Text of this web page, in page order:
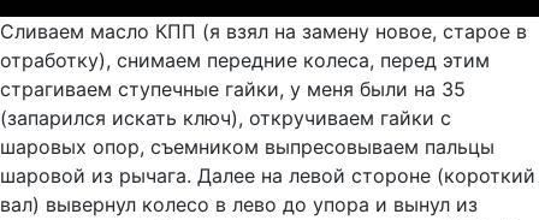
Сливаем масло КПП (я взял на замену новое, старое в
отработку), снимаем передние колеса, перед этим
страгиваем ступечные гайки, у меня были на 35
(запарился искать ключ), откручиваем гайки с
шаровых опор, съемником выпресовываем пальцы
шаровой из рычага. Далее на левой стороне (короткий
вал) вывернул колесо в лево до упора и вынул из